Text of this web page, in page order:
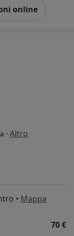
online
· Altro
• Mappa
70 €